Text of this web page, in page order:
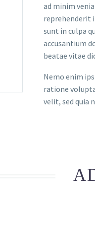
ad minim
reprehenderit
sunt in culpa
accusantium
beatae vitae
Nemo enim
ratione
velit, sed quia